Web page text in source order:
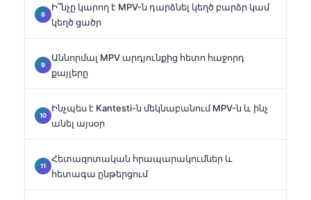
Ի՞նչը կարող է MPV-ն դարձնել կեղծ բարձր կամ
կեղծ ցածր
Աննորմալ MPV արդյունքից հետո հաջորդ
քայլերը
Ինչպես է Kantesti-ն մեկնաբանում MPV-ն և ինչ
անել այսօր
Հետազոտական հրապարակումներ և
հետագա ընթերցում